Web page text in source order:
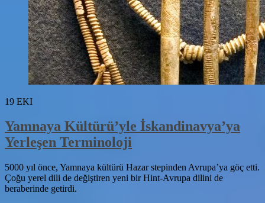
19 EKI
Yamnaya Kültürü’yle İskandinavya’ya
Yerleşen Terminoloji
5000 yıl önce, Yamnaya kültürü Hazar stepinden Avrupa’ya göç etti.
Çoğu yerel dili de değiştiren yeni bir Hint-Avrupa dilini de
beraberinde getirdi.